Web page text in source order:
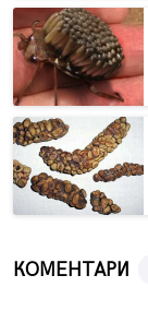
КОМЕНТАРИ